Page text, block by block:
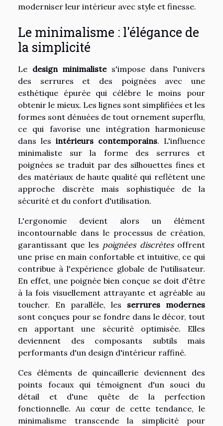
moderniser leur intérieur avec style et finesse.
Le minimalisme : l'élégance de
la simplicité
Le design minimalistes'impose dans l'univers
des serrures et des poignées avec une
esthétique épurée qui célèbre le moins pour
obtenir le mieux. Les lignes sont simplifiées et les
formes sont dénuées de tout ornement superflu,
ce qui favorise une intégration harmonieuse
dans les intérieurs contemporains. L'influence
minimaliste sur la forme des serrures et
poignées se traduit par des silhouettes fines et
des matériaux de haute qualité qui reflètent une
approche discrète mais sophistiquée de la
sécurité et du confort d'utilisation.
L'ergonomie devient alors un élément
incontournable dans le processus de création,
garantissant que les poignées discrètesoffrent
une prise en main confortable et intuitive, ce qui
contribue à l'expérience globale de l'utilisateur.
En effet, une poignée bien conçue se doit d'être
à la fois visuellement attrayante et agréable au
toucher. En parallèle, les serrures modernes
sont conçues pour se fondre dans le décor, tout
en apportant une sécurité optimisée. Elles
deviennent des composants subtils mais
performants d'un design d'intérieur raffiné.
Ces éléments de quincaillerie deviennent des
points focaux qui témoignent d'un souci du
détail et d'une quête de la perfection
fonctionnelle. Au cœur de cette tendance, le
minimalisme transcende la simplicité pour